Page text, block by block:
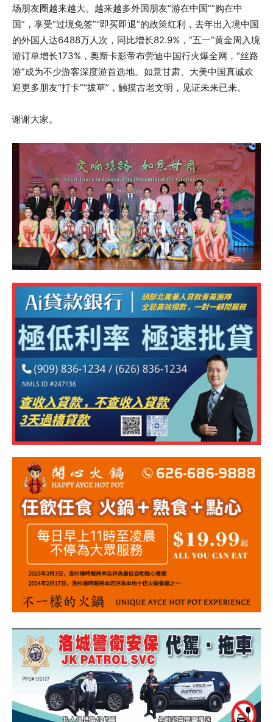
场朋友圈越来越大。越来越多外国朋友“游在中国”“购在中
国”，享受“过境免签”“即买即退”的政策红利，去年出入境中国
的外国人达6488万人次，同比增长82.9%，“五一”黄金周入境
游订单增长173%，奥斯卡影帝布劳迪中国行火爆全网，“丝路
游”成为不少游客深度游首选地。如意甘肃、大美中国真诚欢
迎更多朋友“打卡”“拔草”，触摸古老文明，见证未来已来。
谢谢大家。